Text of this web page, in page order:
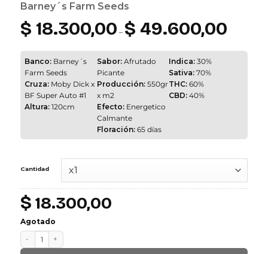
Barney´s Farm Seeds
$ 18.300,00 – $ 49.600,00de
$ 18.300,00
Banco: Barney´s
Farm Seeds
Cruza: Moby Dick x
BF Super Auto #1
Altura: 120cm
Sabor:Afrutado
Picante
Producción:550gr
x m2
Efecto:Energetico
Calmante
Floración:65 días
Indica: 30%
Sativa: 70%
THC: 60%
CBD: 40%
Cantidad
$ 18.300,00
Agotado
MOBY DICK cantidad